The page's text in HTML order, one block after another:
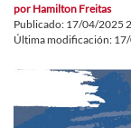
por Hamilton Freitas
Publicado: 17/04/2025
Última modificación: